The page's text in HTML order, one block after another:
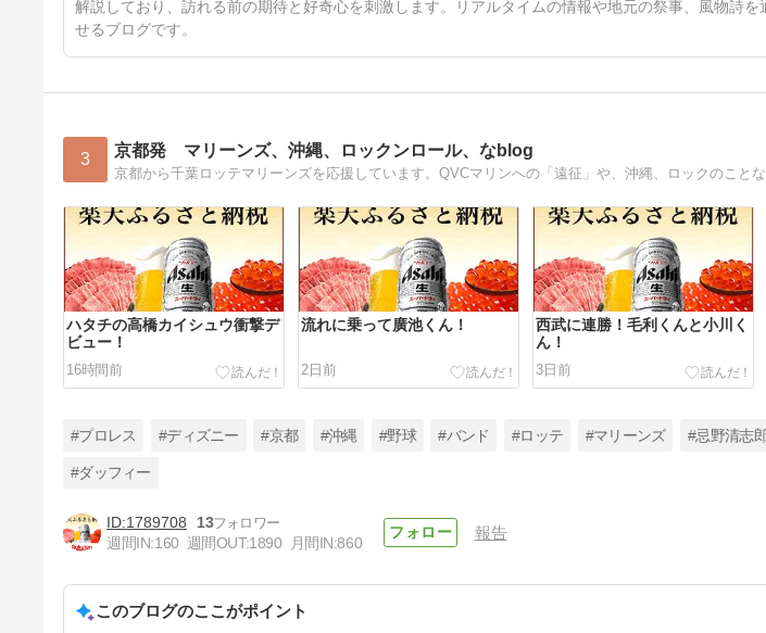
解説しており、訪れる前の期待と好奇心を刺激します。リアルタイムの情報や地元の祭事、風物詩を
せるブログです。
3 京都発 マリーンズ、沖縄、ロックンロール、なblog
京都から千葉ロッテマリーンズを応援しています。QVCマリンへの「遠征」や、沖縄、ロックのことな
ハタチの高橋カイシュウ衝撃デ
ビュー！
16時間前
流れに乗って廣池くん！
2日前
西武に連勝！毛利くんと小川く
ん！
3日前
テラチ＆コーディが抹消。上が
るのは？
#プロレス #ディズニー #京都 #沖縄 #野球 #バンド #ロッテ #マリーンズ #忌野清志
#ダッフィー
1789708
13
週間IN:160 週間OUT:1890 月間IN:860
報告
このブログのここがポイント